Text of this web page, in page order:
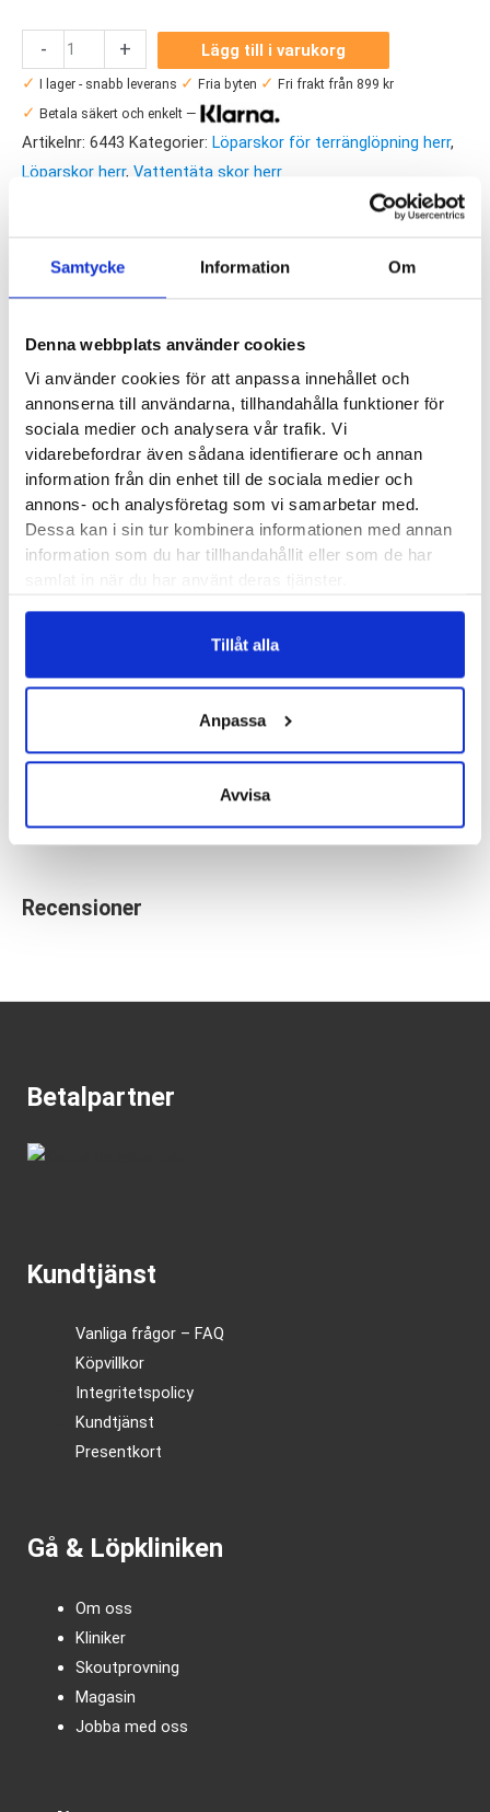
Samtycke Information Om
Denna webbplats använder cookies
Vi använder cookies för att anpassa innehållet och
annonserna till användarna, tillhandahålla funktioner för
sociala medier och analysera vår trafik. Vi
vidarebefordrar även sådana identifierare och annan
information från din enhet till de sociala medier och
annons- och analysföretag som vi samarbetar med.
Dessa kan i sin tur kombinera informationen med annan
information som du har tillhandahållit eller som de har
Tillåt alla
Anpassa
Avvisa
-
One
Challenger
ATR
mängd
+
Lägg till i varukorg
✓
I lager - snabb leverans ✓ Fria byten ✓ Fri frakt från 899 kr
✓ Betala säkert och enkelt —
Artikelnr: 6443 Kategorier: Löparskor för terränglöpning herr,
Löparskor herr, Vattentäta skor herr
Saldo weblager. För aktuellt butikssaldo, kontakta din
Produktegenskaper
löparsko som ger dig möjlighet att springa både på vägar och
stigar. En hybridmodell (ATR = All Terrain) med fin
stötdämpning och den tydliga formen på rullsulan som
många lärt sig uppskatta med Hoka. Årets version har blivit
lite lättare men samtidigt fått en något högre höjd på
mellansulan, stötdämpningen har därigenom förbättrats en
Normala, höga
Stabilitet:Neutrala
Butiker: Umeå,Uppsala
Recensioner
Betalpartner
Kundtjänst
Vanliga frågor – FAQ
Köpvillkor
Integritetspolicy
Kundtjänst
Presentkort
Gå & Löpkliniken
Om oss
Kliniker
Skoutprovning
Magasin
Jobba med oss